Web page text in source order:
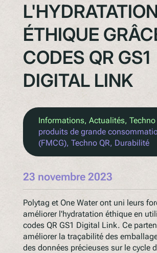
ÉTHIQUE
CODES QR GS1
DIGITAL LINK
Informations, Actualités, Techno
produits de grande
(FMCG), Techno QR, Durabilité
23 novembre 2023
Polytag et One Water ont uni leurs
améliorer l'hydratation éthique en
codes QR GS1 Digital Link. Ce
améliorer la traçabilité des
des données précieuses sur le cycle